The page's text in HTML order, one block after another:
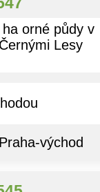
orné půdy v
Lesy
východ